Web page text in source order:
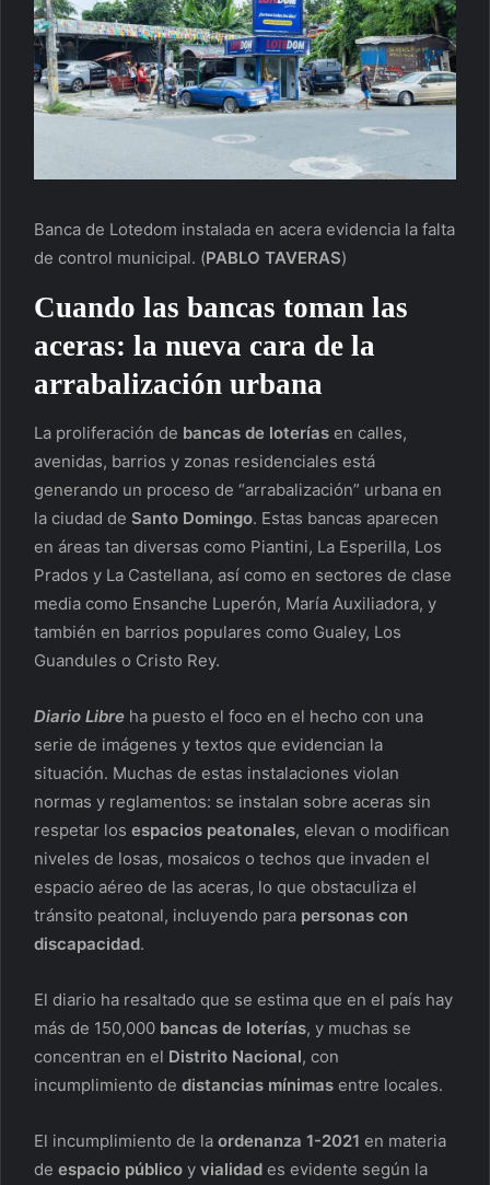
Banca de Lotedom instalada en acera evidencia la falta
de control municipal. (PABLO TAVERAS)
Cuando las bancas toman las
aceras: la nueva cara de la
arrabalización urbana
La proliferación de bancas de loterías en calles,
avenidas, barrios y zonas residenciales está
generando un proceso de “arrabalización” urbana en
la ciudad de Santo Domingo. Estas bancas aparecen
en áreas tan diversas como Piantini, La Esperilla, Los
Prados y La Castellana, así como en sectores de clase
media como Ensanche Luperón, María Auxiliadora, y
también en barrios populares como Gualey, Los
Guandules o Cristo Rey.
Diario Libre ha puesto el foco en el hecho con una
serie de imágenes y textos que evidencian la
situación. Muchas de estas instalaciones violan
normas y reglamentos: se instalan sobre aceras sin
respetar los espacios peatonales, elevan o modifican
niveles de losas, mosaicos o techos que invaden el
espacio aéreo de las aceras, lo que obstaculiza el
tránsito peatonal, incluyendo para personas con
discapacidad.
El diario ha resaltado que se estima que en el país hay
más de 150,000 bancas de loterías, y muchas se
concentran en el Distrito Nacional, con
incumplimiento de distancias mínimas entre locales.
El incumplimiento de la ordenanza 1-2021 en materia
de espacio público y vialidad es evidente según la